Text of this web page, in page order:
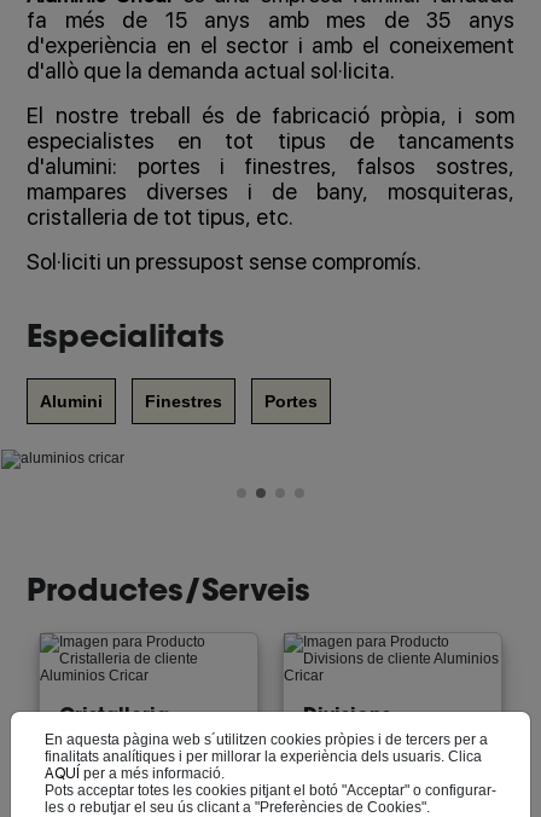
fa més de 15 anys amb mes de 35 anys
d'experiència en el sector i amb el coneixement
d'allò que la demanda actual sol·licita.
El nostre treball és de fabricació pròpia, i som
especialistes en tot tipus de tancaments
d'alumini: portes i finestres, falsos sostres,
mampares diverses i de bany, mosquiteras,
cristalleria de tot tipus, etc.
Sol·liciti un pressupost sense compromís.
Especialitats
Alumini Finestres Portes
Productes/Serveis
Cristalleria Divisions
En aquesta pàgina web s´utilitzen cookies pròpies i de tercers per a
finalitats analítiques i per millorar la experiència dels usuaris. Clica
AQUÍ per a més informació.
Pots acceptar totes les cookies pitjant el botó "Acceptar" o configurar-
les o rebutjar el seu ús clicant a "Preferències de Cookies".